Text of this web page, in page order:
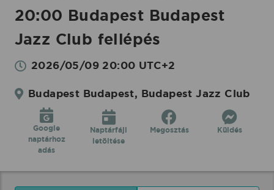
20:00 Budapest Budapest
Jazz Club fellépés
2026/05/09 20:00 UTC+2
Budapest Budapest, Budapest Jazz Club
Google
naptárhoz
adás
Naptárfájl
letöltése
Megosztás Küldés